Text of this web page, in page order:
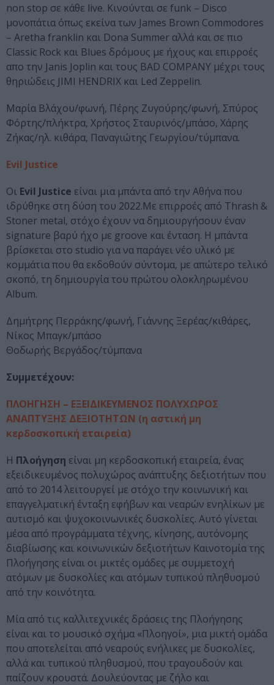
non stop σε κάθε live. Κινούνται σε funk – Disco
μονοπάτια όπως εκείνα των James Brown Commodores
– Aretha franklin και Dona Summer αλλά και σε πιο
Classic Rock και Blues δρόμους με ήχους και επιρροές
απο την Janis Joplin και τους BAD COMPANY μέχρι τους
θηριώδεις JIMI HENDRIX και Led Zeppelin.
Μαρία Βλάχου/φωνή, Πέρης Ζυγούρης/φωνή, Σπύρος
Φόρτης/πλήκτρα, Χρήστος Σταυρινός/μπάσο, Χάρης
Ζήκας/ηλ. κιθάρα, Παναγιώτης Γεωργίου/τύμπανα.
Evil Justice
Οι Εvil Justice είναι μια μπάντα από την Αθήνα που
ιδρύθηκε στη δύση του 2022.Με επιρροές από Thrash &
Stoner metal, στόχο έχουν να δημιουργήσουν έναν
signature βαρύ ήχο με groove και ένταση. Η μπάντα
βρίσκεται στο studio για να παράγει νέο υλικό με
κομμάτια που θα εκδοθούν σύντομα, με απώτερο τελικό
σκοπό, τη δημιουργία του πρώτου ολοκληρωμένου
Album.
Δημήτρης Περράκης/φωνή, Γιάννης Ξερέας/κιθάρες,
Νίκος Μπαγκ/μπάσο
Θοδωρής Βεργάδος/τύμπανα
Συμμετέχουν:
ΠΛΟΗΓΗΣH – ΕΞΕΙΔΙΚΕΥΜΕΝΟΣ ΠΟΛΥΧΩΡΟΣ
ΑΝΑΠΤΥΞΗΣ ΔΕΞΙΟΤΗΤΩΝ (η αστική μη
κερδοσκοπική εταιρεία)
Η Πλοήγηση είναι μη κερδοσκοπική εταιρεία, ένας
εξειδικευμένος πολυχώρος ανάπτυξης δεξιοτήτων που
από το 2014 λειτουργεί με στόχο την κοινωνική και
επαγγελματική ένταξη εφήβων και νεαρών ενηλίκων με
αυτισμό και ψυχοκοινωνικές δυσκολίες. Αυτό γίνεται
μέσα από προγράμματα τέχνης, κίνησης, αυτόνομης
διαβίωσης και κοινωνικών δεξιοτήτων Καινοτομία της
Πλοήγησης είναι οι μικτές ομάδες με συμμετοχή
ατόμων με δυσκολίες και ατόμων τυπικού πληθυσμού
από την κοινότητα.
Μία από τις καλλιτεχνικές δράσεις της Πλοήγησης
είναι και το μουσικό σχήμα «Πλοηγοί», μια μικτή ομάδα
που αποτελείται από νεαρούς ενήλικες με δυσκολίες,
αλλά και τυπικού πληθυσμού, που τραγουδούν και
παίζουν κρουστά. Δουλεύοντας με ζήλο και